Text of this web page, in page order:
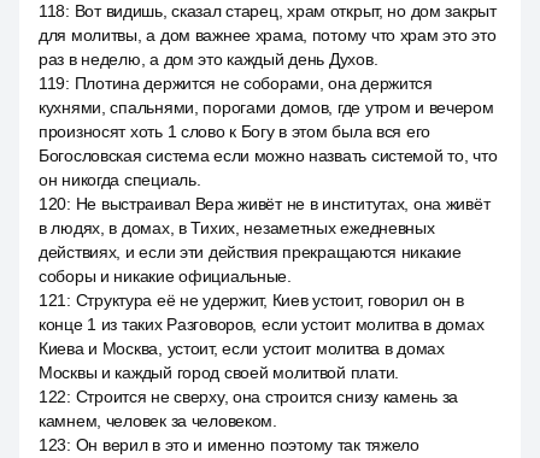
118: Вот видишь, сказал старец, храм открыт, но дом закрыт
для молитвы, а дом важнее храма, потому что храм это это
раз в неделю, а дом это каждый день Духов.
119: Плотина держится не соборами, она держится
кухнями, спальнями, порогами домов, где утром и вечером
произносят хоть 1 слово к Богу в этом была вся его
Богословская система если можно назвать системой то, что
он никогда специаль.
120: Не выстраивал Вера живёт не в институтах, она живёт
в людях, в домах, в Тихих, незаметных ежедневных
действиях, и если эти действия прекращаются никакие
соборы и никакие официальные.
121 : Структура её не удержит, Киев устоит, говорил он в
конце 1 из таких Разговоров, если устоит молитва в домах
Киева и Москва, устоит, если устоит молитва в домах
Москвы и каждый город своей молитвой плати.
122: Строится не сверху, она строится снизу камень за
камнем, человек за человеком.
123: Он верил в это и именно поэтому так тяжело